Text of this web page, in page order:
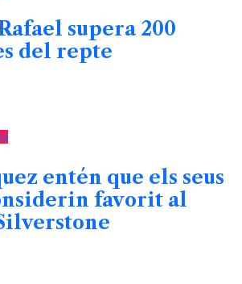
supera 200
del repte
entén que els seus
favorit al